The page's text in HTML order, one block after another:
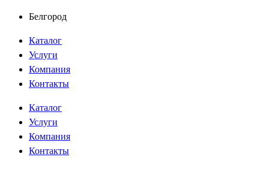
Перейти
содержимому
Белгород
Каталог
Услуги
Компания
Контакты
Каталог
Услуги
Компания
Контакты